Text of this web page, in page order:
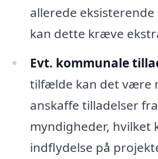
allerede
kan dette kræve
Evt. kommunale
tilfælde kan det være
anskaffe tilladelser
myndigheder, hvilket
indflydelse på